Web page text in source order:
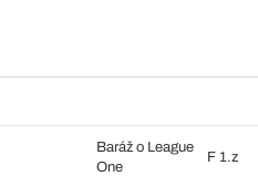
Baráž o League
One
F 1.z